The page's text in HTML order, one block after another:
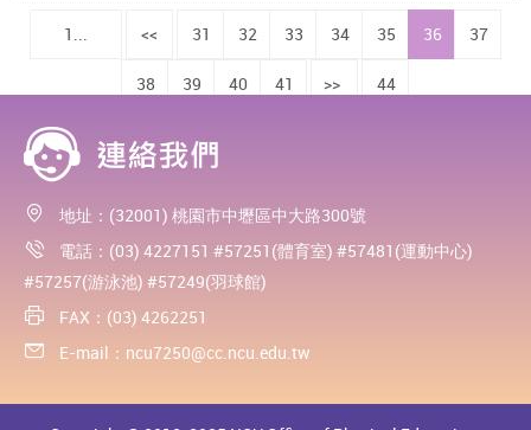
1... << 31 32 33 34 35 36 37
38 39 40 41 >> 44
地址：(32001) 桃園市中壢區中大路300號
電話：(03) 4227151 #57251(體育室) #57481(運動中心)
#57257(游泳池) #57249(羽球館)
FAX：(03) 4262251
E-mail： ncu7250@cc.ncu.edu.tw